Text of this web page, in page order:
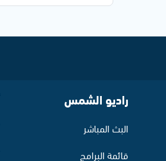
راديو الشمس
البث المباشر
قائمة البرامج